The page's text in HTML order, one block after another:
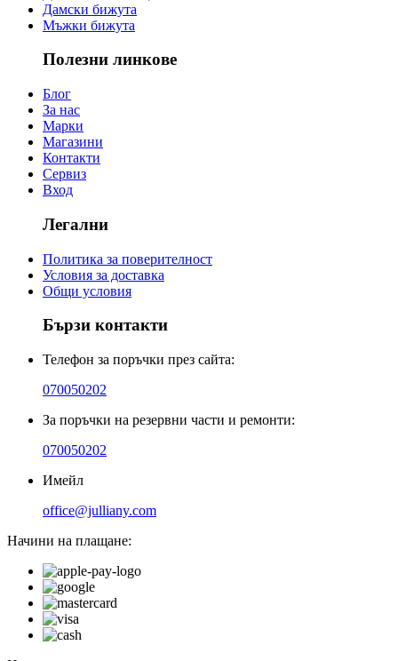
Дамски бижута
Мъжки бижута
Полезни линкове
Блог
За нас
Марки
Магазини
Контакти
Сервиз
Вход
Легални
Политика за поверителност
Условия за доставка
Общи условия
Бързи контакти
Телефон за поръчки през сайта:
070050202
За поръчки на резервни части и ремонти:
070050202
Имейл
office@julliany.com
Начини на плащане: